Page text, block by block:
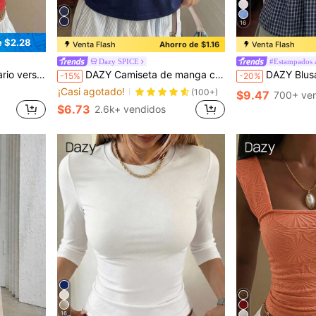
$2.28
top lindo de verano
Venta Flash Ahorro de $1.16
Dazy SPICE
-15% DAZY Camiseta de manga corta casual con cuello redondo y plisado de unicolor para mujer, verano
¡Casi agotado!
(100+)
$6.73 2.6k+ vendidos
16
Venta Flash
#Estampados
-20% DAZY Blusa camisa de verano casual para
$9.47 700+
16